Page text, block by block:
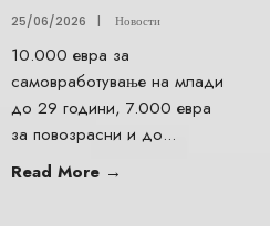
25/06/2026 | Новости
10.000 евра за
самовработување на млади
до 29 години, 7.000 евра
за повозрасни и до...
Read More →